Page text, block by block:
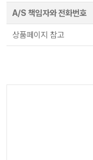
A/S 책임자와 전화번호
상품페이지 참고